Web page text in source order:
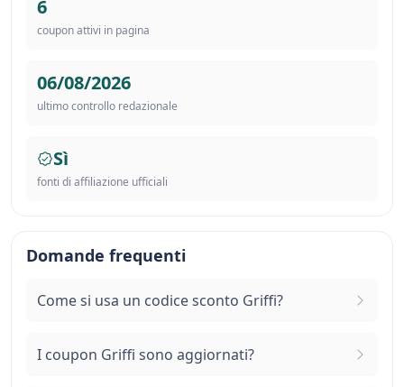
6
coupon attivi in pagina
06/08/2026
ultimo controllo redazionale
Sì
fonti di affiliazione ufficiali
Domande frequenti
Come si usa un codice sconto Griffi?
I coupon Griffi sono aggiornati?